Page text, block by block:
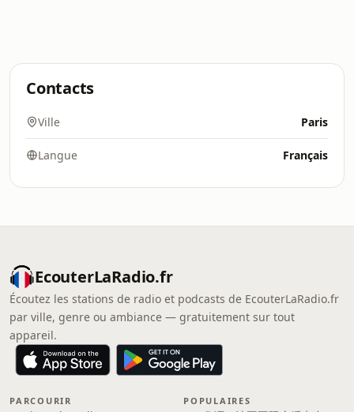
Contacts
Ville Paris
Langue Français
EcouterLaRadio.fr
Écoutez les stations de radio et podcasts de EcouterLaRadio.fr
par ville, genre ou ambiance — gratuitement sur tout
appareil.
PARCOURIR POPULAIRES